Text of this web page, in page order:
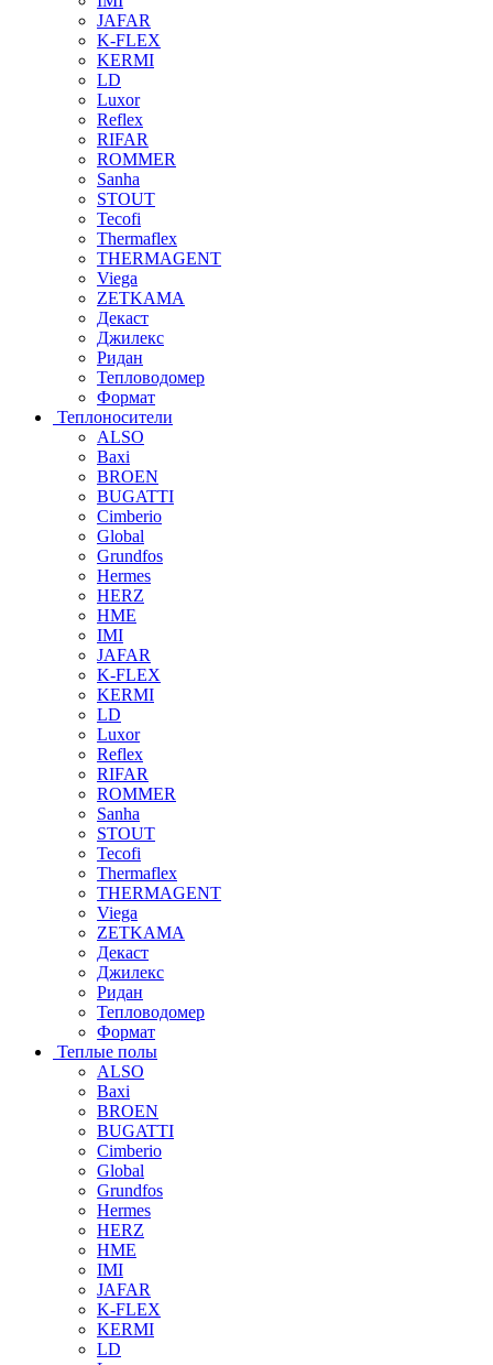
JAFAR
K-FLEX
KERMI
LD
Luxor
Reflex
RIFAR
ROMMER
Sanha
STOUT
Tecofi
Thermaflex
THERMAGENT
Viega
ZETKAMA
Декаст
Джилекс
Ридан
Тепловодомер
Формат
Теплоносители
ALSO
Baxi
BROEN
BUGATTI
Cimberio
Global
Grundfos
Hermes
HERZ
HME
IMI
JAFAR
K-FLEX
KERMI
LD
Luxor
Reflex
RIFAR
ROMMER
Sanha
STOUT
Tecofi
Thermaflex
THERMAGENT
Viega
ZETKAMA
Декаст
Джилекс
Ридан
Тепловодомер
Формат
Теплые полы
ALSO
Baxi
BROEN
BUGATTI
Cimberio
Global
Grundfos
Hermes
HERZ
HME
IMI
JAFAR
K-FLEX
KERMI
LD